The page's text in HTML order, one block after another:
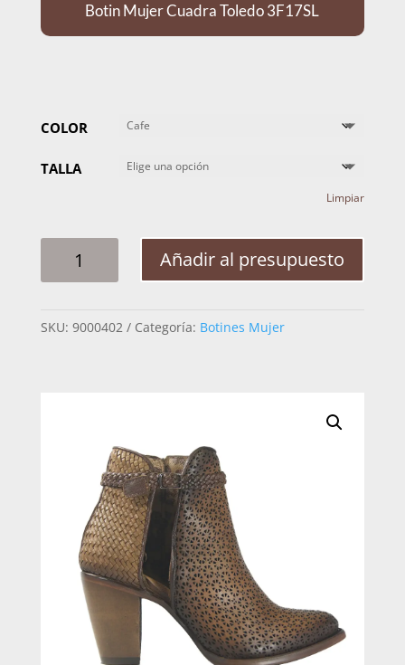
Botin Mujer Cuadra Toledo 3F17SL
COLOR
TALLA
Limpiar
MUJER
3F17SL
Añadir al presupuesto
SKU: 9000402 Categoría: Botines Mujer